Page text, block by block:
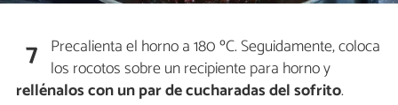
7 Precalienta el horno a 180 ºC. Seguidamente, coloca
los rocotos sobre un recipiente para horno y
rellénalos con un par de cucharadas del sofrito.